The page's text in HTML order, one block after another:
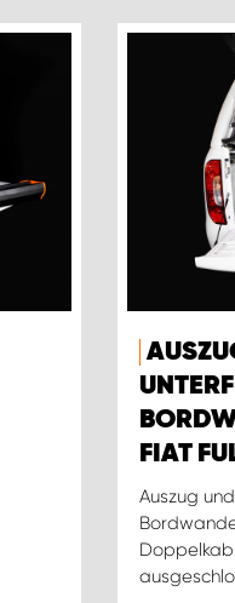
FIAT
Auszug